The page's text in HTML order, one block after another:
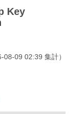
Key
08-09 02:39 集計）